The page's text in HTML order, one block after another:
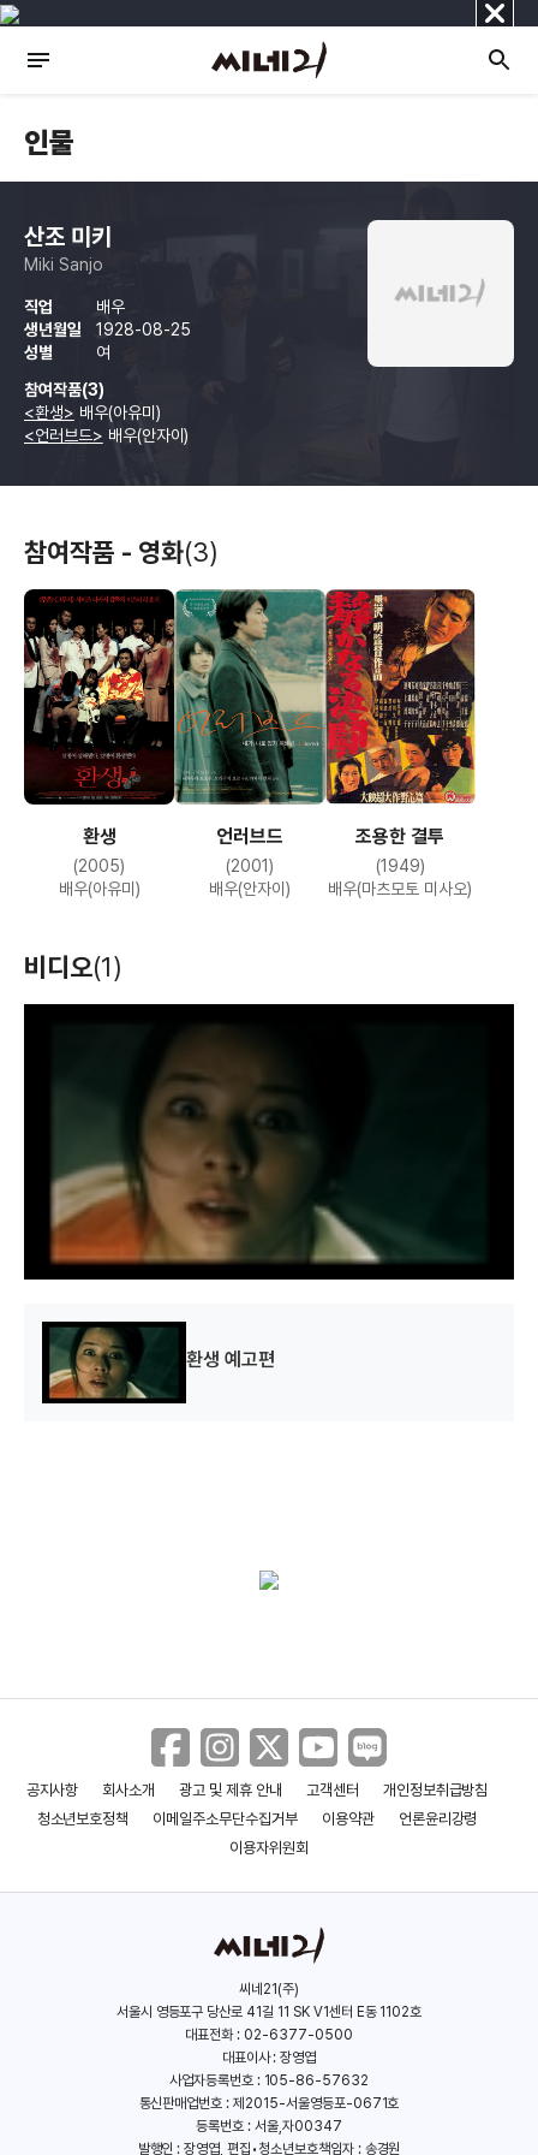
닫
기
인물
산조 미키
Miki Sanjo
직업
배우
생년월일
1928-08-25
성별
여
참여작품(3)
<환생> 배우(아유미)
<언러브드> 배우(안자이)
참여작품 - 영화(3)
환생
(2005)
배우(아유미)
언러브드
(2001)
배우(안자이)
조용한 결투
(1949)
배우(마츠모토 미사오)
비디오(1)
환생 예고편
공지사항 회사소개 광고 및 제휴 안내 고객센터
개인정보취급방침
청소년보호정책
이메일주소무단수집거부 이용약관
언론윤리강령
이용자위원회
씨네21(주)
서울시 영등포구 당산로 41길 11 SK V1센터 E동 1102호
대표전화 : 02-6377-0500
대표이사 : 장영엽
사업자등록번호 : 105-86-57632
통신판매업번호 : 제2015-서울영등포-0671호
등록번호 : 서울,자00347
발행인 : 장영엽, 편집•청소년보호책임자 : 송경원